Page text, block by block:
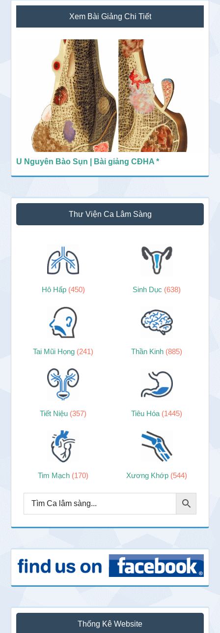
Sidebar
chính
Xem Bài Giảng Chi Tiết
U Nguyên Bào Sụn | Bài giảng CĐHA *
Thư Viện Ca Lâm Sàng
Hô Hấp (450) Sinh Dục (638)
Tai Mũi Họng (241) Thần Kinh (885)
Tiết Niệu (357) Tiêu Hóa (1445)
Tim Mạch (170) Xương Khớp (544)
Thống Kê Website